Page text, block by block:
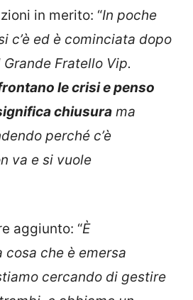
in merito: “In poche
c’è ed è cominciata dopo
Fratello Vip.
le crisi e penso
chiusura ma
perché c’è
va e si vuole
aggiunto: “È
cosa che è emersa
cercando di gestire